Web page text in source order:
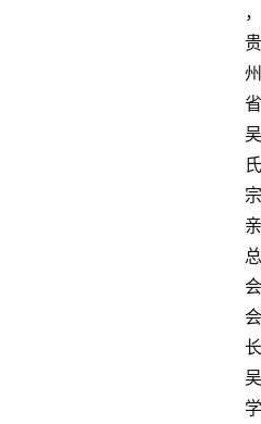
，
贵
州
省
吴
氏
宗
亲
总
会
会
长
吴
学